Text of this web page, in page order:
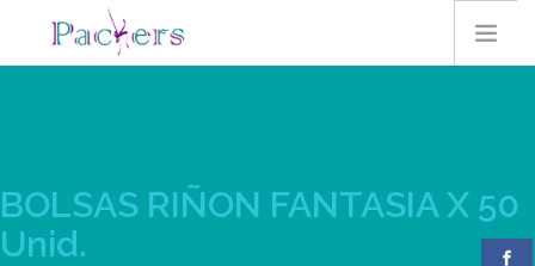
BOLSAS RIÑON FANTASIA X 50
Unid.